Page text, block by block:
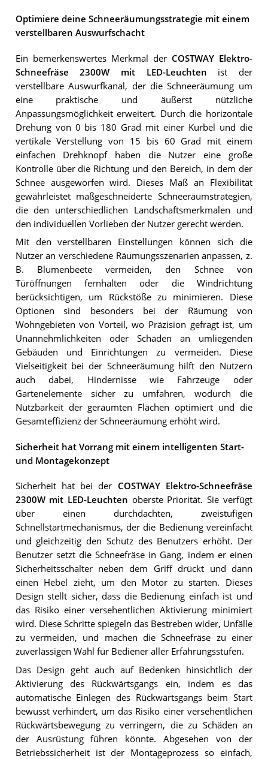
Optimiere deine Schneeräumungsstrategie mit einem
verstellbaren Auswurfschacht
Ein bemerkenswertes Merkmal der COSTWAY Elektro-
Schneefräse 2300W mit LED-Leuchten ist der
verstellbare Auswurfkanal, der die Schneeräumung um
eine praktische und äußerst nützliche
Anpassungsmöglichkeit erweitert. Durch die horizontale
Drehung von 0 bis 180 Grad mit einer Kurbel und die
vertikale Verstellung von 15 bis 60 Grad mit einem
einfachen Drehknopf haben die Nutzer eine große
Kontrolle über die Richtung und den Bereich, in dem der
Schnee ausgeworfen wird. Dieses Maß an Flexibilität
gewährleistet maßgeschneiderte Schneeräumstrategien,
die den unterschiedlichen Landschaftsmerkmalen und
den individuellen Vorlieben der Nutzer gerecht werden.
Mit den verstellbaren Einstellungen können sich die
Nutzer an verschiedene Räumungsszenarien anpassen, z.
B. Blumenbeete vermeiden, den Schnee von
Türöffnungen fernhalten oder die Windrichtung
berücksichtigen, um Rückstöße zu minimieren. Diese
Optionen sind besonders bei der Räumung von
Wohngebieten von Vorteil, wo Präzision gefragt ist, um
Unannehmlichkeiten oder Schäden an umliegenden
Gebäuden und Einrichtungen zu vermeiden. Diese
Vielseitigkeit bei der Schneeräumung hilft den Nutzern
auch dabei, Hindernisse wie Fahrzeuge oder
Gartenelemente sicher zu umfahren, wodurch die
Nutzbarkeit der geräumten Flächen optimiert und die
Gesamteffizienz der Schneeräumung erhöht wird.
Sicherheit hat Vorrang mit einem intelligenten Start-
und Montagekonzept
Sicherheit hat bei der COSTWAY Elektro-Schneefräse
2300W mit LED-Leuchten oberste Priorität. Sie verfügt
über einen durchdachten, zweistufigen
Schnellstartmechanismus, der die Bedienung vereinfacht
und gleichzeitig den Schutz des Benutzers erhöht. Der
Benutzer setzt die Schneefräse in Gang, indem er einen
Sicherheitsschalter neben dem Griff drückt und dann
einen Hebel zieht, um den Motor zu starten. Dieses
Design stellt sicher, dass die Bedienung einfach ist und
das Risiko einer versehentlichen Aktivierung minimiert
wird. Diese Schritte spiegeln das Bestreben wider, Unfälle
zu vermeiden, und machen die Schneefräse zu einer
zuverlässigen Wahl für Bediener aller Erfahrungsstufen.
Das Design geht auch auf Bedenken hinsichtlich der
Aktivierung des Rückwärtsgangs ein, indem es das
automatische Einlegen des Rückwärtsgangs beim Start
bewusst verhindert, um das Risiko einer versehentlichen
Rückwärtsbewegung zu verringern, die zu Schäden an
der Ausrüstung führen könnte. Abgesehen von der
Betriebssicherheit ist der Montageprozess so einfach,